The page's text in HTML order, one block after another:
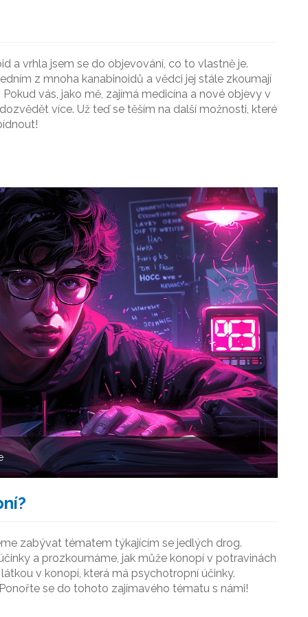
a vrhla jsem se do objevování, co to vlastně je.
z mnoha kanabinoidů a vědci jej stále zkoumají
vás, jako mě, zajímá medicína a nové objevy v
více. Už teď se těším na další možnosti, které
zabývat tématem týkajícím se jedlých drog.
a prozkoumáme, jak může konopí v potravinách
v konopí, která má psychotropní účinky.
se do tohoto zajímavého tématu s námi!